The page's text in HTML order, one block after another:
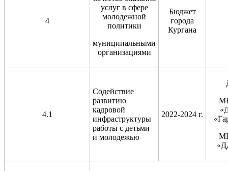
4
услуг в сфере
молодежной
политики
муниципальными
организациями
Бюджет
города
Кургана
4.1
Содействие
развитию
кадровой
инфраструктуры
работы с детьми
и молодежью
2022-2024 г.